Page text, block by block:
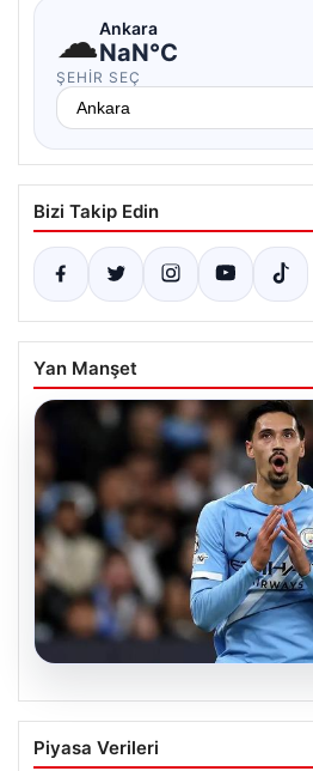
☁Ankara
NaN°C
ŞEHIR SEÇ
Bizi Takip Edin
Yan Manşet
Galatasaray’da orta
Manchester City’nin
Piyasa Verileri